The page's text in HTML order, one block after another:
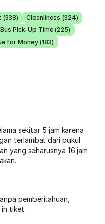
(338)
Cleanliness (324)
Bus Pick-Up Time (225)
for Money (183)
sekitar 5 jam karena
terlambat dari pukul
yang seharusnya 16 jam
pemberitahuan,
tiket.